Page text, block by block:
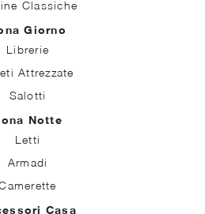
Classiche
Giorno
Librerie
Attrezzate
Salotti
Notte
Letti
Armadi
Casa